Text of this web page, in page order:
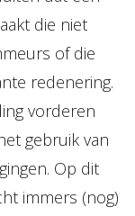
die niet
of die
redenering.
vorderen
gebruik van
Op dit
immers (nog)